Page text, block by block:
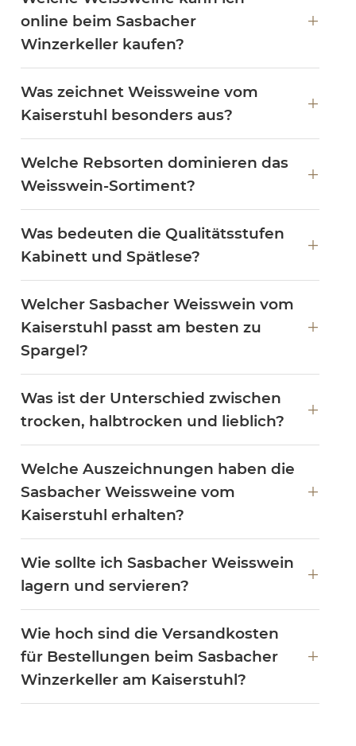
online beim Sasbacher
Winzerkeller kaufen?
Was zeichnet Weissweine vom
Kaiserstuhl besonders aus?
Welche Rebsorten dominieren das
Weisswein-Sortiment?
Was bedeuten die Qualitätsstufen
Kabinett und Spätlese?
Welcher Sasbacher Weisswein vom
Kaiserstuhl passt am besten zu
Spargel?
Was ist der Unterschied zwischen
trocken, halbtrocken und lieblich?
Welche Auszeichnungen haben die
Sasbacher Weissweine vom
Kaiserstuhl erhalten?
Wie sollte ich Sasbacher Weisswein
lagern und servieren?
Wie hoch sind die Versandkosten
für Bestellungen beim Sasbacher
Winzerkeller am Kaiserstuhl?